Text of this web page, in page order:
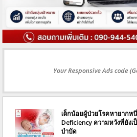
Your Responsive Ads code
เด็กน้อยผู้ป่วยโรคหายากห
Deficiency ความหวังที่ยัง
บำบัด